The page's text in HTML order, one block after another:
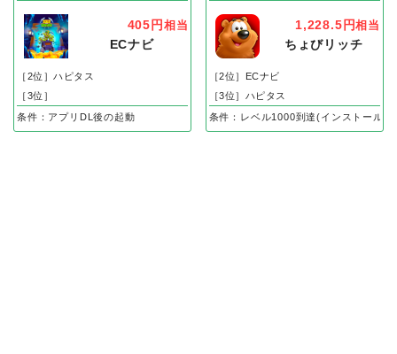
405円 相当
ECナビ
［2位］ハピタス
［3位］
条件：アプリDL後の起動
1,228.5円相当
ちょびリッチ
［2位］ECナビ
［3位］ハピタス
条件：レベル1000到達(インストール後